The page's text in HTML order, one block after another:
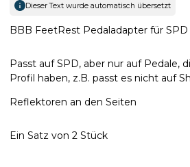
Dieser Text wurde automatisch übersetzt
BBB FeetRest Pedaladapter für SPD
Passt auf SPD, aber nur auf Pedale,
Profil haben, z.B. passt es nicht auf
Reflektoren an den Seiten
Ein Satz von 2 Stück